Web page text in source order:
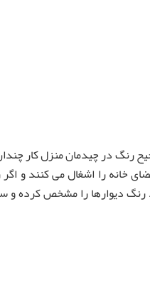
رنگ در چیدمان منزل کار
خانه را اشغال می کنند و
رنگ دیوارها را مشخص